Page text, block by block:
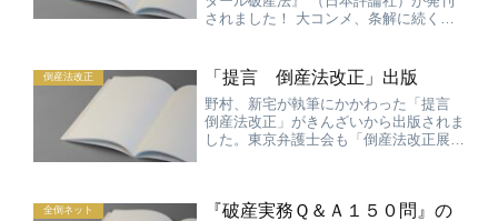
されました！ 大コンメ、条解に続く３
ください。 今日届いたところですが、
裁判所の本屋さんには既に...
倒産法改正 「提言 倒産法改正」出版
野村、新宅が執筆にかかわった「提言
倒産法改正」がきんざいから出版されま
した。東京弁護士会も「倒産法改正展
全倒ネット
『破産実務Ｑ＆Ａ１５０問』の